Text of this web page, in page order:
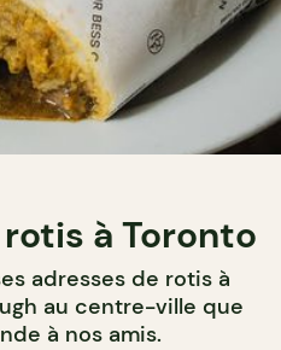
à Toronto
adresses de rotis à
au centre-ville que
à nos amis.